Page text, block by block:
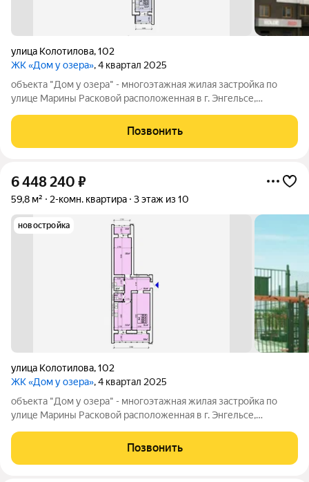
улица Колотилова,102
ЖК «Дом у озера», 4 квартал 2025
объекта "Дом у озера" - многоэтажная жилая застройка по
улице Марины Расковой расположенная в г. Энгельсе,
лаконичным фасадом, выдержанным в единой колористике.
Ещё одним несомненным
Позвонить
6 448 240 ₽
59,8 м² 2-комн. квартира 3 этаж из 10
новостройка
улица Колотилова,102
ЖК «Дом у озера», 4 квартал 2025
объекта "Дом у озера" - многоэтажная жилая застройка по
улице Марины Расковой расположенная в г. Энгельсе,
лаконичным фасадом, выдержанным в единой колористике.
Ещё одним несомненным
Позвонить